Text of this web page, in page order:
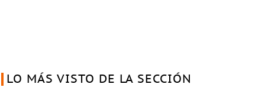
LO MÁS VISTO DE LA SECCIÓN